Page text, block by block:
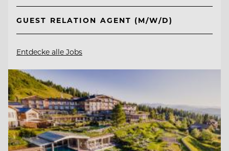
GUEST RELATION AGENT (M/W/D)
Entdecke alle Jobs